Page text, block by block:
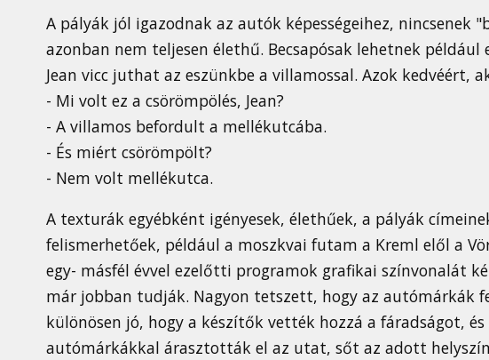
A pályák jól igazodnak az autók képességeihez, nincsenek
azonban nem teljesen élethű. Becsapósak lehetnek például
Jean vicc juthat az eszünkbe a villamossal. Azok kedvéért,
- Mi volt ez a csörömpölés, Jean?
- A villamos befordult a mellékutcába.
- És miért csörömpölt?
- Nem volt mellékutca.
A texturák egyébként igényesek, élethűek, a pályák
felismerhetőek, például a moszkvai futam a Kreml elől a
egy- másfél évvel ezelőtti programok grafikai színvonalát
már jobban tudják. Nagyon tetszett, hogy az autómárkák
különösen jó, hogy a készítők vették hozzá a fáradságot,
autómárkákkal árasztották el az utat, sőt az adott